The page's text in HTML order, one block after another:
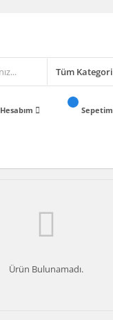
Hesabım Sepetim
Ürün Bulunamadı.